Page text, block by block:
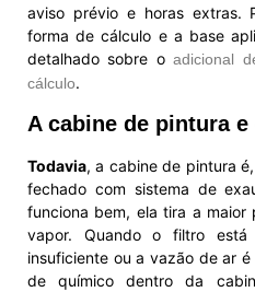
aviso prévio e horas extras.
forma de cálculo e a base
detalhado sobre oadicional
cálculo.
A cabine de pintura
Todavia, a cabine de pintura
fechado com sistema de
funciona bem, ela tira a
vapor. Quando o filtro
insuficiente ou a vazão de ar
de químico dentro da